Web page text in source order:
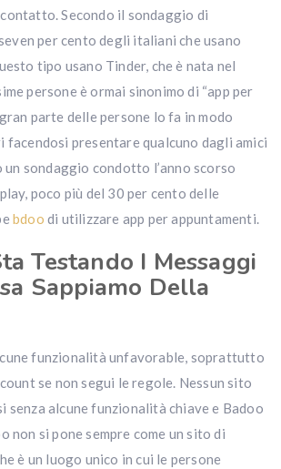
Secondo il sondaggio di
per cento degli italiani che usano
tipo usano Tinder, che è nata nel
persone è ormai sinonimo di “app per
parte delle persone lo fa in modo
facendosi presentare qualcuno dagli amici
un sondaggio condotto l’anno scorso
poco più del 30 per cento delle
bdoo di utilizzare app per appuntamenti.
Testando I Messaggi
Sappiamo Della
funzionalità unfavorable, soprattutto
se non segui le regole. Nessun sito
senza alcune funzionalità chiave e Badoo
non si pone sempre come un sito di
è un luogo unico in cui le persone